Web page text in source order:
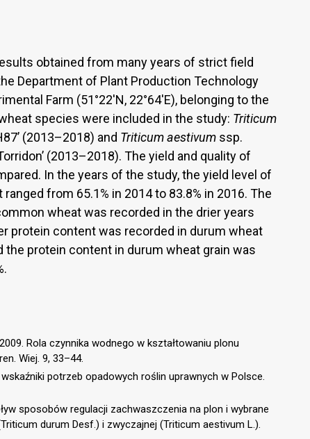
obtained from many years of strict field
Department of Plant Production Technology
Farm (51°22'N, 22°64'E), belonging to the
species were included in the study: Triticum
(2013–2018) and Triticum aestivum ssp.
(2013–2018). The yield and quality of
In the years of the study, the yield level of
from 65.1% in 2014 to 83.8% in 2016. The
wheat was recorded in the drier years
protein content was recorded in durum wheat
the protein content in durum wheat grain was
Rola czynnika wodnego w kształtowaniu plonu
Wiej. 9, 33–44.
potrzeb opadowych roślin uprawnych w Polsce.
sposobów regulacji zachwaszczenia na plon i wybrane
durum Desf.) i zwyczajnej (Triticum aestivum L.).